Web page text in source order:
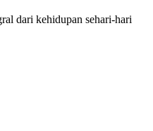
dari kehidupan sehari-hari